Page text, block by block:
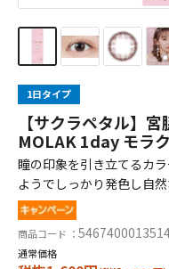
1日タイプ
【サクラペタル】
MOLAK 1day モラ
瞳の印象を引き立てるカ
ようでしっかり発色し自
商品コード ：
通常価格